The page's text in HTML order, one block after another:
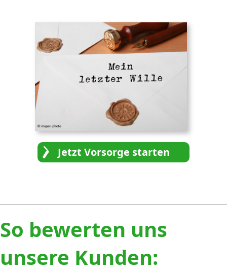
Jetzt Vorsorge starten
So bewerten uns
unsere Kunden: